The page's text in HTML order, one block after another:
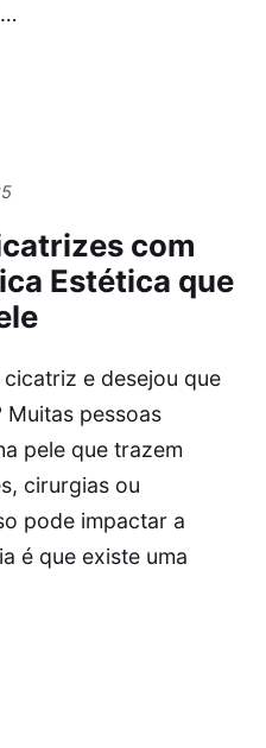
com
Estética que
e desejou que
Muitas pessoas
pele que trazem
cirurgias ou
pode impactar a
é que existe uma